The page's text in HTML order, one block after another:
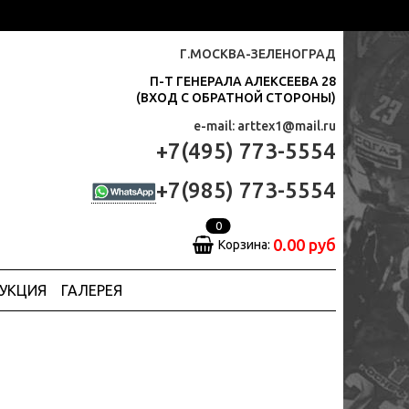
Г.МОСКВА-ЗЕЛЕНОГРАД
П-Т ГЕНЕРАЛА АЛЕКСЕЕВА 28
(ВХОД С ОБРАТНОЙ СТОРОНЫ)
e-mail: arttex1@mail.ru
+7(495) 773-5554
+7(985) 773-5554
0
Корзина: 0.00 руб
ГАЛЕРЕЯ